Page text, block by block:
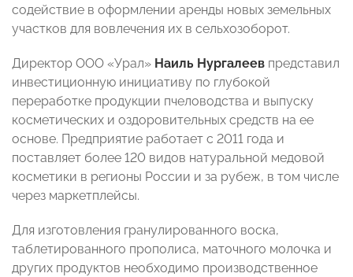
содействие в оформлении аренды новых земельных
участков для вовлечения их в сельхозоборот.
Директор ООО «Урал» Наиль Нургалеев представил
инвестиционную инициативу по глубокой
переработке продукции пчеловодства и выпуску
косметических и оздоровительных средств на ее
основе. Предприятие работает с 2011 года и
поставляет более 120 видов натуральной медовой
косметики в регионы России и за рубеж, в том числе
через маркетплейсы.
Для изготовления гранулированного воска,
таблетированного прополиса, маточного молочка и
других продуктов необходимо производственное